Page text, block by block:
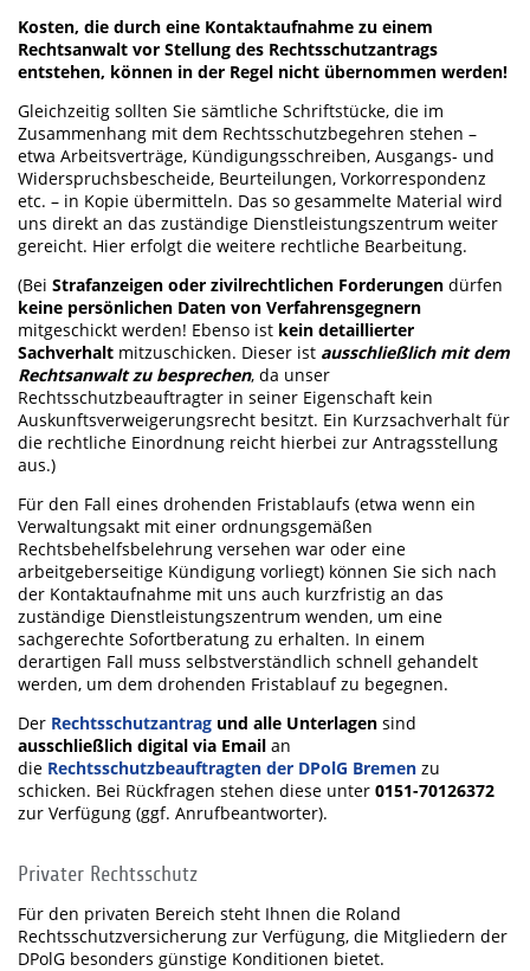
Kosten, die durch eine Kontaktaufnahme zu einem
Rechtsanwalt vor Stellung des Rechtsschutzantrags
entstehen, können in der Regel nicht übernommen werden!
Gleichzeitig sollten Sie sämtliche Schriftstücke, die im
Zusammenhang mit dem Rechtsschutzbegehren stehen –
etwa Arbeitsverträge, Kündigungsschreiben, Ausgangs- und
Widerspruchsbescheide, Beurteilungen, Vorkorrespondenz
etc. – in Kopie übermitteln. Das so gesammelte Material wird
uns direkt an das zuständige Dienstleistungszentrum weiter
gereicht. Hier erfolgt die weitere rechtliche Bearbeitung.
(Bei Strafanzeigen oder zivilrechtlichen Forderungen dürfen
keine persönlichen Daten von Verfahrensgegnern
mitgeschickt werden! Ebenso ist kein detaillierter
Sachverhalt mitzuschicken. Dieser ist ausschließlich mit dem
Rechtsanwalt zu besprechen, da unser
Rechtsschutzbeauftragter in seiner Eigenschaft kein
Auskunftsverweigerungsrecht besitzt. Ein Kurzsachverhalt für
die rechtliche Einordnung reicht hierbei zur Antragsstellung
aus.)
Für den Fall eines drohenden Fristablaufs (etwa wenn ein
Verwaltungsakt mit einer ordnungsgemäßen
Rechtsbehelfsbelehrung versehen war oder eine
arbeitgeberseitige Kündigung vorliegt) können Sie sich nach
der Kontaktaufnahme mit uns auch kurzfristig an das
zuständige Dienstleistungszentrum wenden, um eine
sachgerechte Sofortberatung zu erhalten. In einem
derartigen Fall muss selbstverständlich schnell gehandelt
werden, um dem drohenden Fristablauf zu begegnen.
Der Rechtsschutzantrag und alle Unterlagen sind
ausschließlich digital via Email an
die Rechtsschutzbeauftragten der DPolG Bremen zu
schicken. Bei Rückfragen stehen diese unter 0151-70126372
zur Verfügung (ggf. Anrufbeantworter).
Privater Rechtsschutz
Für den privaten Bereich steht Ihnen die Roland
Rechtsschutzversicherung zur Verfügung, die Mitgliedern der
DPolG besonders günstige Konditionen bietet.